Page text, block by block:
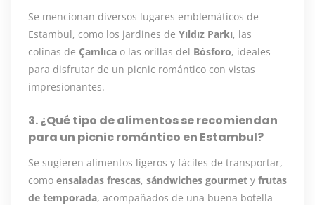
Se mencionan diversos lugares emblemáticos de
Estambul, como los jardines de Yıldız Parkı, las
colinas de Çamlıca o las orillas del Bósforo, ideales
para disfrutar de un picnic romántico con vistas
impresionantes.
3. ¿Qué tipo de alimentos se recomiendan
para un picnic romántico en Estambul?
Se sugieren alimentos ligeros y fáciles de transportar,
como ensaladas frescas, sándwiches gourmet y frutas
de temporada, acompañados de una buena botella